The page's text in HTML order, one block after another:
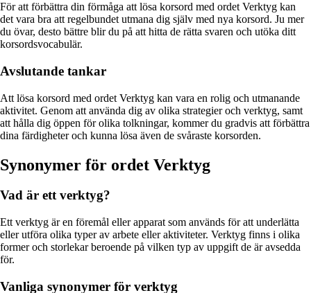
För att förbättra din förmåga att lösa korsord med ordet Verktyg kan
det vara bra att regelbundet utmana dig själv med nya korsord. Ju mer
du övar, desto bättre blir du på att hitta de rätta svaren och utöka ditt
korsordsvocabulär.
Avslutande tankar
Att lösa korsord med ordet Verktyg kan vara en rolig och utmanande
aktivitet. Genom att använda dig av olika strategier och verktyg, samt
att hålla dig öppen för olika tolkningar, kommer du gradvis att förbättra
dina färdigheter och kunna lösa även de svåraste korsorden.
Synonymer för ordet Verktyg
Vad är ett verktyg?
Ett verktyg är en föremål eller apparat som används för att underlätta
eller utföra olika typer av arbete eller aktiviteter. Verktyg finns i olika
former och storlekar beroende på vilken typ av uppgift de är avsedda
för.
Vanliga synonymer för verktyg